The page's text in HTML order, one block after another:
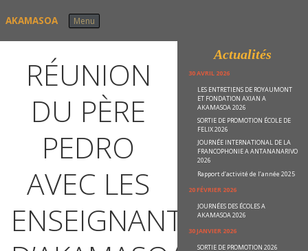
AKAMASOA Menu
RÉUNION
DU PÈRE
PEDRO
AVEC LES
ENSEIGNANTS
Actualités
30 AVRIL 2026
LES ENTRETIENS DE ROYAUMONT
ET FONDATION AXIAN A
AKAMASOA 2026
SORTIE DE PROMOTION ÉCOLE DE
FELIX 2026
JOURNÉE INTERNATIONAL DE LA
FRANCOPHONIE A ANTANANARIVO
2026
Rapport d’activité de l’année 2025
20 FÉVRIER 2026
JOURNÉES DES ÉCOLES A
AKAMASOA 2026
30 JANVIER 2026
SORTIE DE PROMOTION 2026